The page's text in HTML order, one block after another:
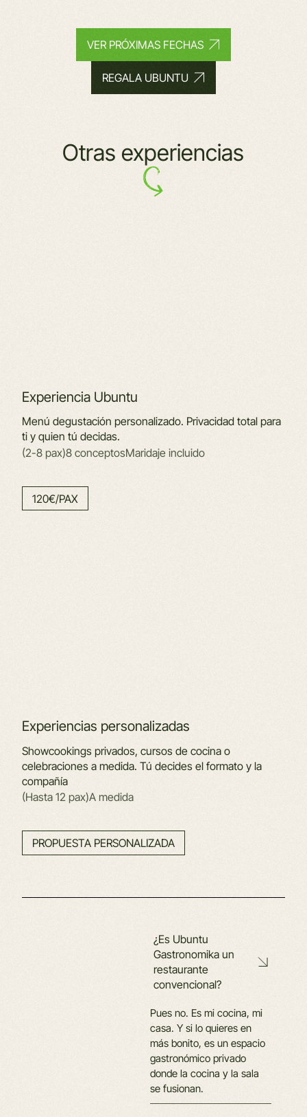
VER PRÓXIMAS FECHAS
REGALA UBUNTU
Otras experiencias
Experiencia Ubuntu
Menú degustación personalizado. Privacidad total para
ti y quien tú decidas.
(2-8 pax)8 conceptosMaridaje incluido
120€/PAX
Experiencias personalizadas
Showcookings privados, cursos de cocina o
celebraciones a medida. Tú decides el formato y la
compañía
(Hasta 12 pax)A medida
PROPUESTA PERSONALIZADA
¿Es Ubuntu
Gastronomika un
restaurante
convencional?
Pues no. Es mi cocina, mi
casa. Y si lo quieres en
más bonito, es un espacio
gastronómico privado
donde la cocina y la sala
se fusionan.